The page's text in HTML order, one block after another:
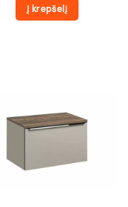
was:
322 €.
Į krepšelį